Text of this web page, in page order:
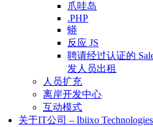
爪哇岛
.PHP
蟒
反应 JS
聘请经过认证的
发人员出租
人员扩充
离岸开发中心
互动模式
关于IT公司 – Ibiixo